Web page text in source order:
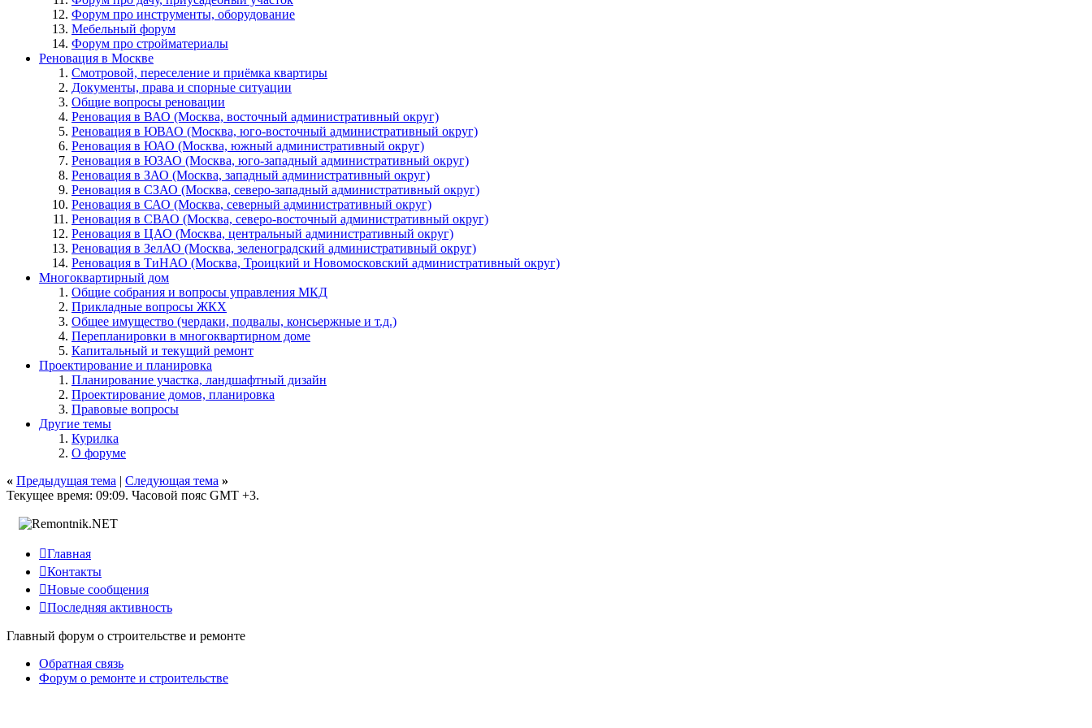
Форум про инструменты, оборудование
Мебельный форум
Форум про стройматериалы
Реновация в Москве
Смотровой, переселение и приёмка квартиры
Документы, права и спорные ситуации
Общие вопросы реновации
Реновация в ВАО (Москва, восточный административный округ)
Реновация в ЮВАО (Москва, юго-восточный административный округ)
Реновация в ЮАО (Москва, южный административный округ)
Реновация в ЮЗАО (Москва, юго-западный административный округ)
Реновация в ЗАО (Москва, западный административный округ)
Реновация в СЗАО (Москва, северо-западный административный округ)
Реновация в САО (Москва, северный административный округ)
Реновация в СВАО (Москва, северо-восточный административный округ)
Реновация в ЦАО (Москва, центральный административный округ)
Реновация в ЗелАО (Москва, зеленоградский административный округ)
Реновация в ТиНАО (Москва, Троицкий и Новомосковский административный округ)
Многоквартирный дом
Общие собрания и вопросы управления МКД
Прикладные вопросы ЖКХ
Общее имущество (чердаки, подвалы, консьержные и т.д.)
Перепланировки в многоквартирном доме
Капитальный и текущий ремонт
Проектирование и планировка
Планирование участка, ландшафтный дизайн
Проектирование домов, планировка
Правовые вопросы
Другие темы
Курилка
О форуме
« Предыдущая тема | Следующая тема »
Текущее время: 09:09. Часовой пояс GMT +3.
Главная
Контакты
Новые сообщения
Последняя активность
Главный форум о строительстве и ремонте
Обратная связь
Форум о ремонте и строительстве